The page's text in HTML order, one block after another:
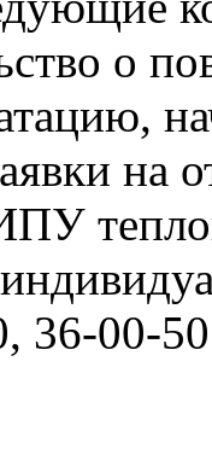
о
на
36-00-